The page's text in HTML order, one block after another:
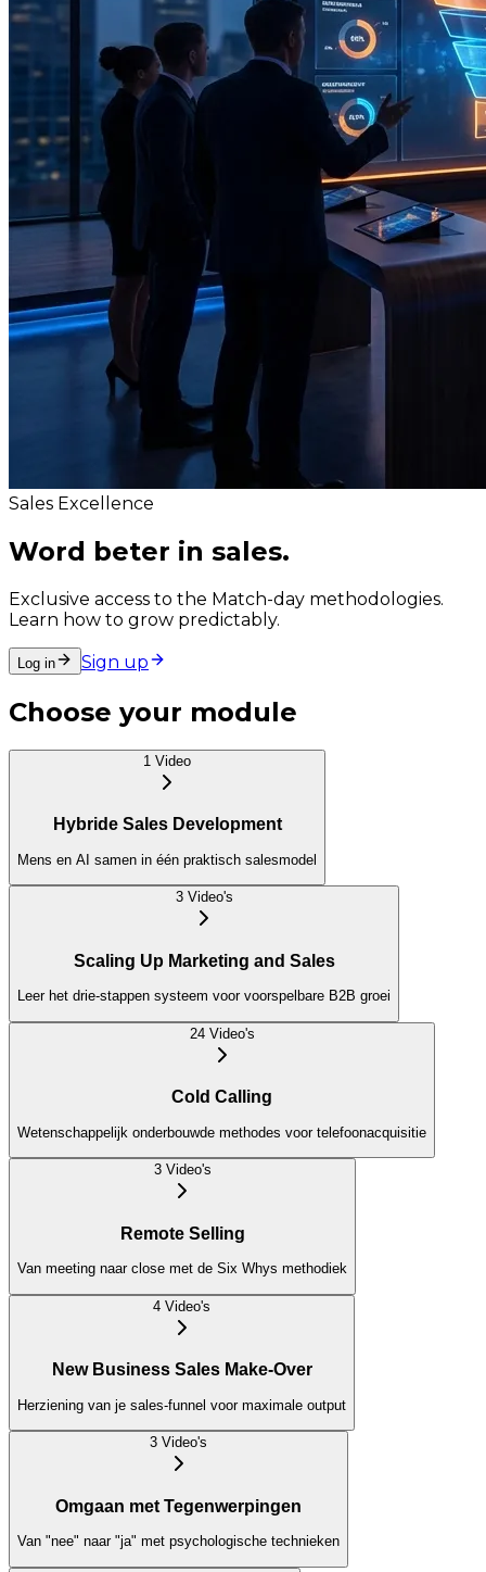
Sales Excellence
Word beter in sales.
Exclusive access to the Match-day methodologies.
Learn how to grow predictably.
Log in Sign up
Choose your module
1 Video
Hybride Sales Development
Mens en AI samen in één praktisch salesmodel
3Video's
Scaling Up Marketing and Sales
Leer het drie-stappen systeem voor voorspelbare B2B groei
24Video's
Cold Calling
Wetenschappelijk onderbouwde methodes voor telefoonacquisitie
3Video's
Remote Selling
Van meeting naar close met de Six Whys methodiek
4 Video's
New Business Sales Make-Over
Herziening van je sales-funnel voor maximale output
3 Video's
Omgaan met Tegenwerpingen
Van "nee" naar "ja" met psychologische technieken